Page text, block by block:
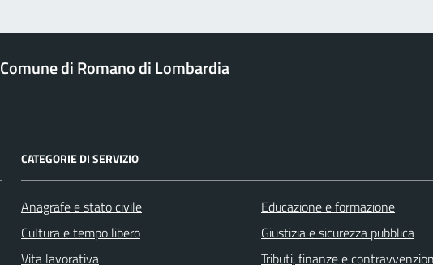
Comune di Romano di Lombardia
CATEGORIE DI SERVIZIO
Anagrafe e stato civile
Cultura e tempo libero
Vita lavorativa
Educazione e formazione
Giustizia e sicurezza pubblica
Tributi, finanze e